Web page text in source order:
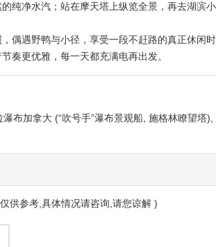
纯净水汽；站在摩天塔上纵览全景，再去湖滨
偶遇野鸭与小径，享受一段不赶路的真正休闲时
奏更优雅，每一天都充满电再出发。
布加拿大 (“吹号手”瀑布景观船, 施格林瞭望塔
供参考,具体情况请咨询,请您谅解 )